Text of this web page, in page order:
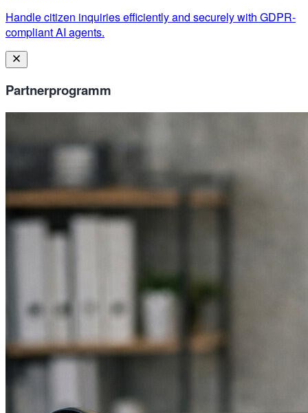
Handle citizen inquiries efficiently and securely with GDPR-
compliant AI agents.
Partnerprogramm